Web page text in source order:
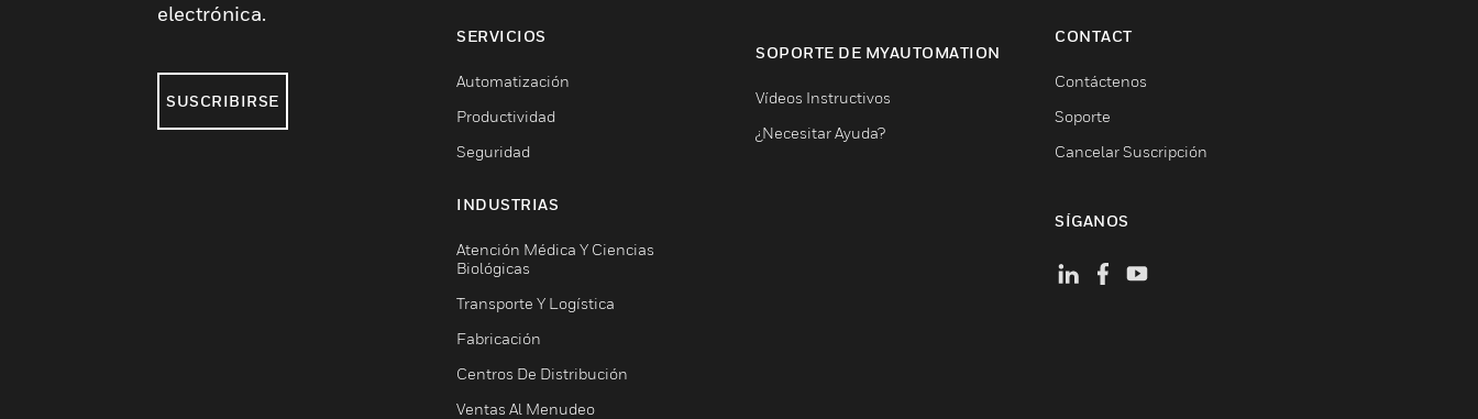
electrónica.
SUSCRIBIRSE
SERVICIOS
Automatización
Productividad
Seguridad
INDUSTRIAS
Atención Médica Y Ciencias
Biológicas
Transporte Y Logística
Fabricación
Centros De Distribución
Ventas Al Menudeo
SOPORTE DE MYAUTOMATION
Vídeos Instructivos
¿Necesitar Ayuda?
CONTACT
Contáctenos
Soporte
Cancelar Suscripción
SÍGANOS